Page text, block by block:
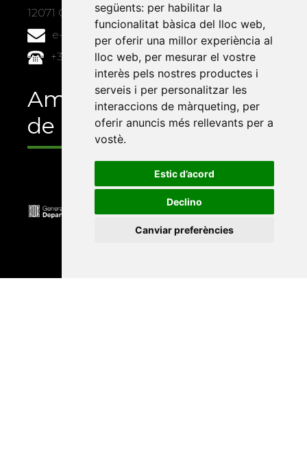
següents: per habilitar la
funcionalitat bàsica del lloc web,
per oferir una millor experiència al
lloc web, per mesurar el vostre
interès pels nostres productes i
serveis i per personalitzar les
interaccions de màrqueting, per
oferir anuncis més rellevants per a
vostè.
Estic d’acord
Declino
Canviar preferències
12071 Castelló de la Plana
e-buc@vives.org
+34 964 72 89 93
Amb el suport
de